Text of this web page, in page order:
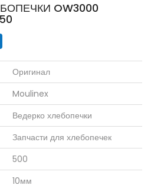
OW3000
Оригинал
Moulinex
Ведерко хлебопечки
Запчасти для хлебопечек
500
10мм